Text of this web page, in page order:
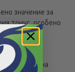
значение за
тонус, особено
на